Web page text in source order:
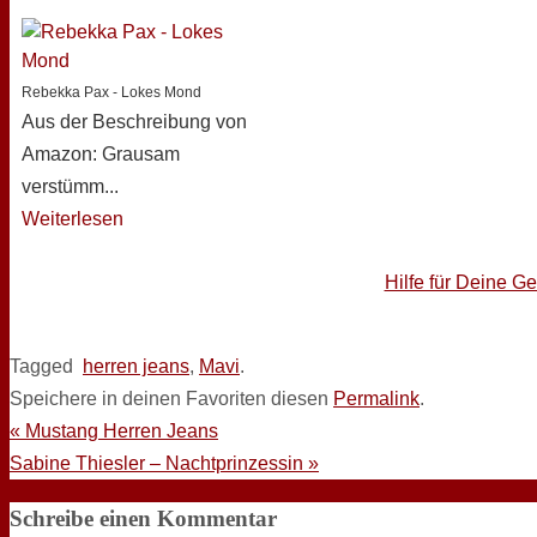
Rebekka Pax - Lokes Mond
Aus der Beschreibung von
Amazon: Grausam
verstümm...
Weiterlesen
Hilfe für Deine
Tagged herren jeans, Mavi.
Speichere in deinen Favoriten diesen Permalink.
« Mustang Herren Jeans
Sabine Thiesler – Nachtprinzessin »
Schreibe einen Kommentar